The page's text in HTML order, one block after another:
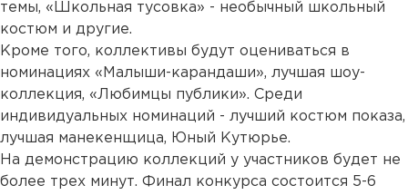
темы, «Школьная тусовка» - необычный школьный
костюм и другие.
Кроме того, коллективы будут оцениваться в
номинациях «Малыши-карандаши», лучшая шоу-
коллекция, «Любимцы публики». Среди
индивидуальных номинаций - лучший костюм показа,
лучшая манекенщица, Юный Кутюрье.
На демонстрацию коллекций у участников будет не
более трех минут. Финал конкурса состоится 5-6